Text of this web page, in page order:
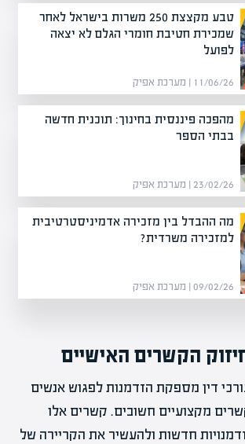
טבע מקצצת 250 משרות בישראל לאחר
שמכירת חטיבת חומרי הגלם לא יצאה
לפועל
11/06/26 | מערכת אפיק
מהפכה פיננסית בחינוך: תוכנית חדשה
בבתי הספר
23/02/26 | מערכת אפיק
מה ההבדל בין מזכירה אדמיניסטרטיבית
למזכירה משרדית?
09/02/26 | מערכת אפיק
הקשרים האישיים
דין מספקת הזדמנות לפגוש אנשים
מקצועיים חשובים. קשרים אלו
חדשות ולהעשיר את הקריירה של